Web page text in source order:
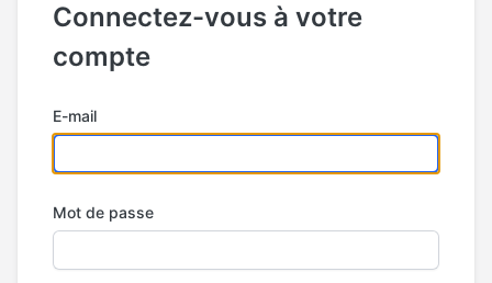
Connectez-vous à votre
compte
E-mail
Mot de passe